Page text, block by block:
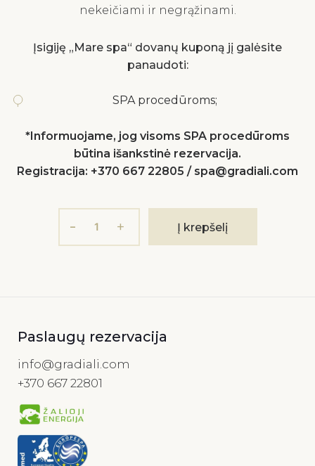
nekeičiami ir negrąžinami.
Įsigiję „Mare spa“ dovanų kuponą jį galėsite
panaudoti:
SPA procedūroms;
*Informuojame, jog visoms SPA procedūroms
būtina išankstinė rezervacija.
Registracija: +370 667 22805 / spa@gradiali.com
- + Į krepšelį
Paslaugų rezervacija
info@gradiali.com
+370 667 22801